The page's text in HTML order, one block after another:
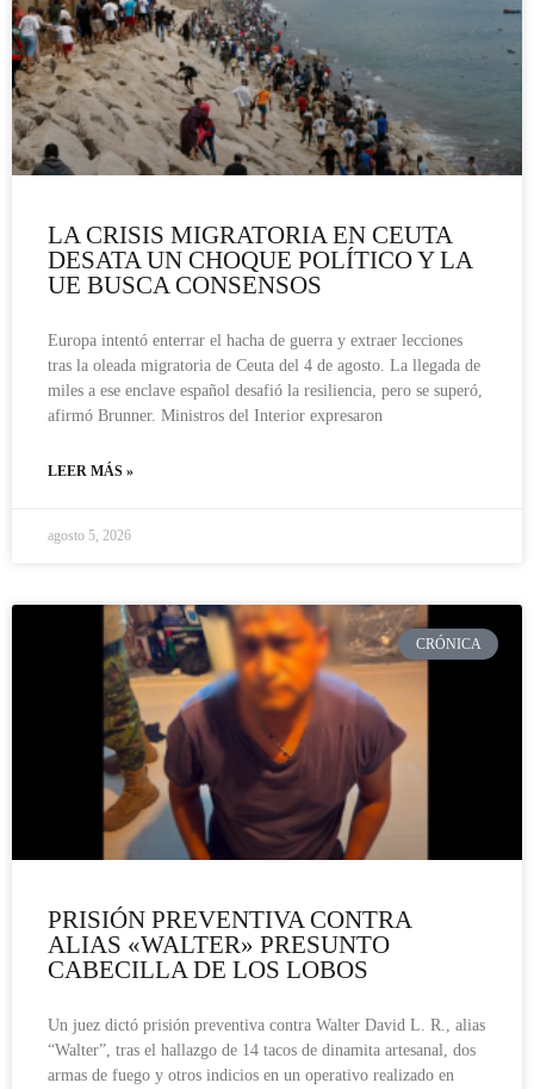
LA CRISIS MIGRATORIA EN CEUTA
DESATA UN CHOQUE POLÍTICO Y LA
UE BUSCA CONSENSOS
Europa intentó enterrar el hacha de guerra y extraer lecciones
tras la oleada migratoria de Ceuta del 4 de agosto. La llegada de
miles a ese enclave español desafió la resiliencia, pero se superó,
afirmó Brunner. Ministros del Interior expresaron
LEER MÁS »
agosto 5, 2026
CRÓNICA
PRISIÓN PREVENTIVA CONTRA
ALIAS «WALTER» PRESUNTO
CABECILLA DE LOS LOBOS
Un juez dictó prisión preventiva contra Walter David L. R., alias
“Walter”, tras el hallazgo de 14 tacos de dinamita artesanal, dos
armas de fuego y otros indicios en un operativo realizado en